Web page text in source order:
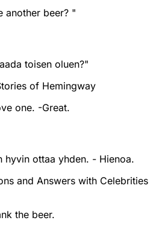
another beer? "
toisen oluen?"
of Hemingway
one. -Great.
hyvin ottaa yhden. - Hienoa.
and Answers with Celebrities
the beer.